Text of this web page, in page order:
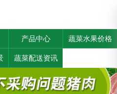
产品中心 蔬菜水果价格
蔬菜配送资讯